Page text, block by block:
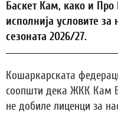
Баскет Кам, како и Про
исполнија условите за
сезоната 2026/27.
Кошаркарската
соопшти дека ЖКК Кам
не добиле лиценци за